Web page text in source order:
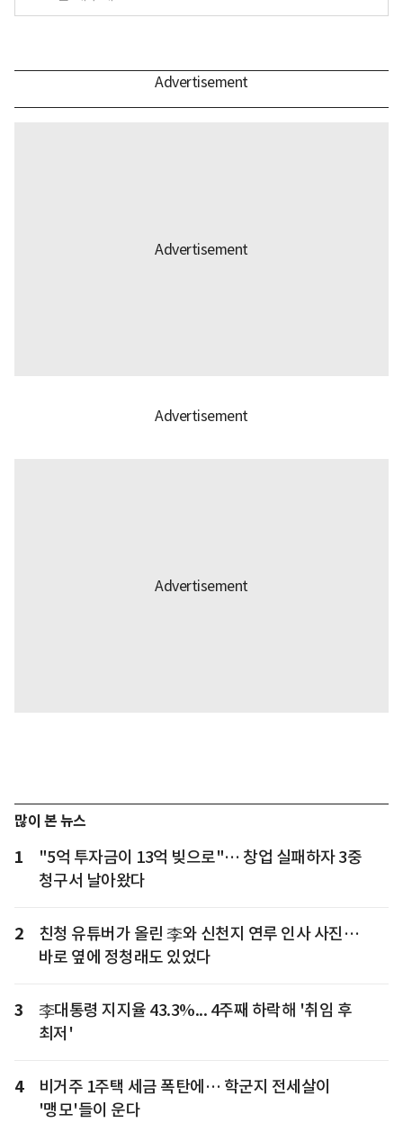
많이 본 뉴스
1
"5억 투자금이 13억 빚으로"… 창업 실패하자 3중
청구서 날아왔다
2
친청 유튜버가 올린 李와 신천지 연루 인사 사진…
바로 옆에 정청래도 있었다
3
李대통령 지지율 43.3%... 4주째 하락해 '취임 후
최저'
4
비거주 1주택 세금 폭탄에… 학군지 전세살이
'맹모'들이 운다